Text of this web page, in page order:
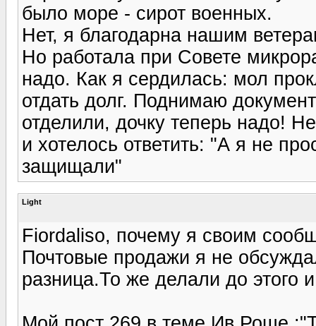
было море - сирот военных.
Нет, я благодарна нашим
Но работала при Совете
надо. Как я сердилась: мол
отдать долг. Поднимаю
отделили, дочку теперь надо!
и хотелось ответить: "А я не
защищали"
Light
Fiordaliso, почему я своим
Почтовые продажи я не
разница.То же делали до этого